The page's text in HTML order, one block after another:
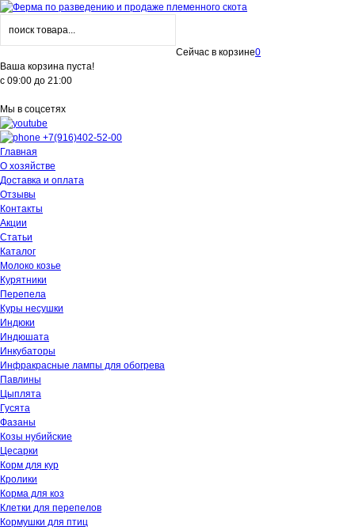
Сейчас в корзине0
Ваша корзина пуста!
с 09:00 до 21:00
Мы в соцсетях
+7(916)402-52-00
Главная
О хозяйстве
Доставка и оплата
Отзывы
Контакты
Акции
Статьи
Каталог
Молоко козье
Курятники
Перепела
Куры несушки
Индюки
Индюшата
Инкубаторы
Инфракрасные лампы для обогрева
Павлины
Цыплята
Гусята
Фазаны
Козы нубийские
Цесарки
Корм для кур
Кролики
Корма для коз
Клетки для перепелов
Кормушки для птиц